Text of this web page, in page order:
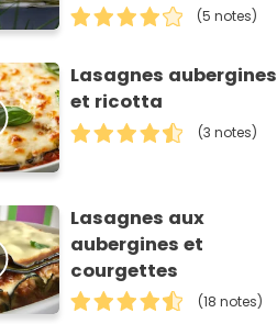
(5 notes)
Lasagnes aubergines
et ricotta
(3 notes)
Lasagnes aux
aubergines et
courgettes
(18 notes)